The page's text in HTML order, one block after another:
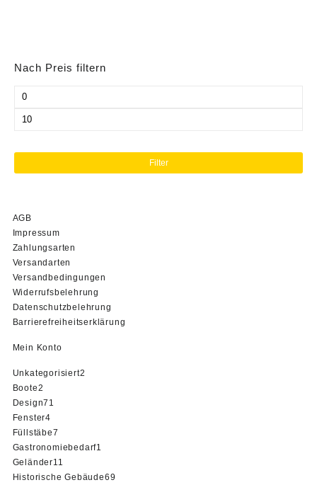
Nach Preis filtern
Min.
Max.
Filter
AGB
Impressum
Zahlungsarten
Versandarten
Versandbedingungen
Widerrufsbelehrung
Datenschutzbelehrung
Barrierefreiheitserklärung
Mein Konto
Unkategorisiert2
Boote2
Produkte
Design71
Fenster44
Produkte
Füllstäbe7
Produkte
Gastronomiebedarf1
Geländer11
Produkte
Historische Gebäude69